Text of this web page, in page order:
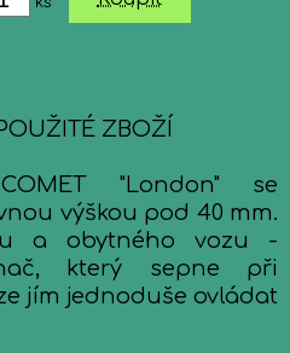
ZBOŽÍ
"London" se
výškou pod 40 mm.
a obytného vozu -
který sepne při
jím jednoduše ovládat